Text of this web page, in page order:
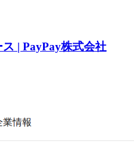
| PayPay株式会社